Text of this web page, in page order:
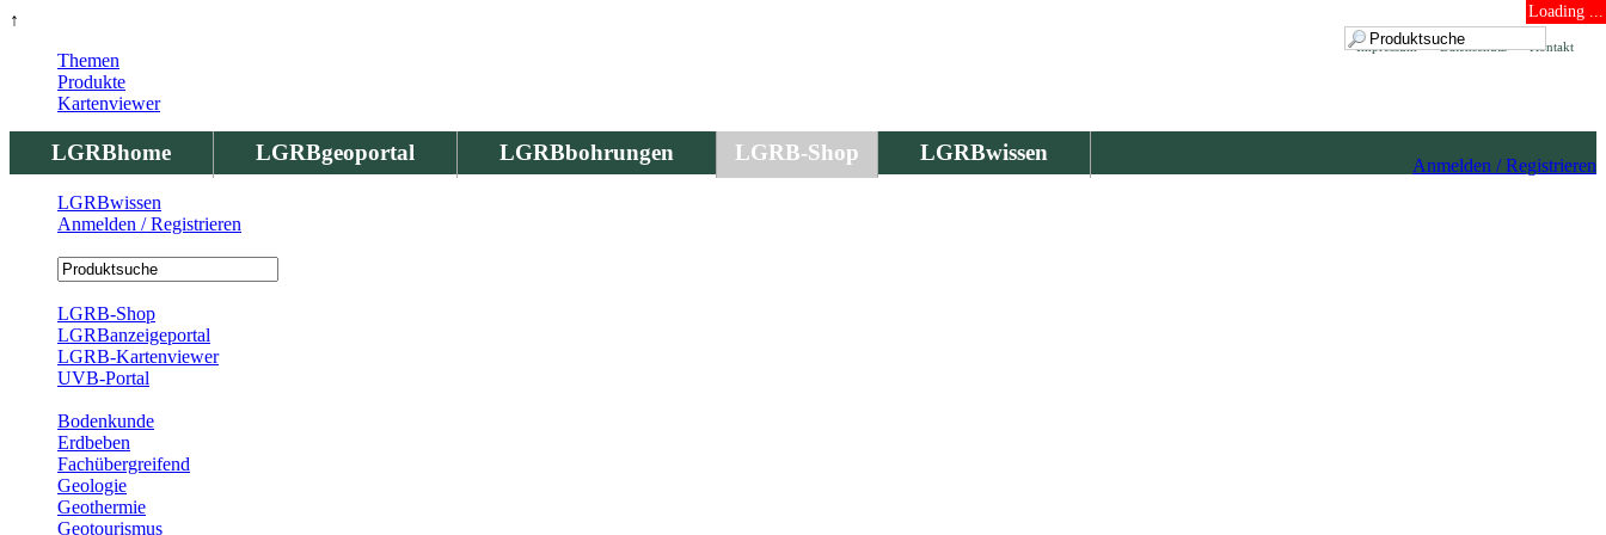
↑ Loading ...
Kontakt
Datenschutz
Impressum
LGRBhome LGRBgeoportal LGRBbohrungen LGRB-Shop LGRBwissen
Anmelden / Registrieren
Themen
Produkte
Kartenviewer
LGRBwissen
Anmelden / Registrieren
LGRB-Shop
LGRBanzeigeportal
LGRB-Kartenviewer
UVB-Portal
Bodenkunde
Erdbeben
Fachübergreifend
Geologie
Geothermie
Geotourismus